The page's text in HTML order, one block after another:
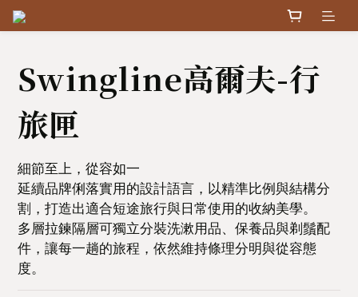
Swingline高爾夫-行
旅匣
細節至上，從容如一
延續品牌俐落實用的設計語言，以精準比例與結構分
割，打造出適合短途旅行與日常使用的收納美學。
多層拉鍊隔層可獨立分裝洗漱用品、保養品與剃鬚配
件，讓每一趟的旅程，依然維持條理分明與從容態
度。